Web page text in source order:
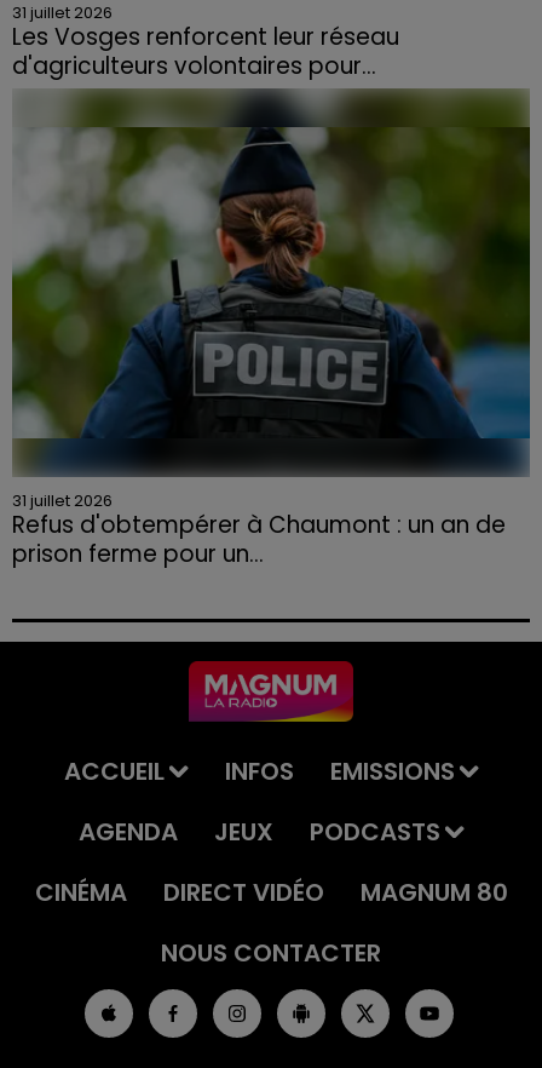
31 juillet 2026
Les Vosges renforcent leur réseau
d'agriculteurs volontaires pour...
Face à la sécheresse et aux risques de départs de feu,
la Chambre d'agriculture des Vosges a lancé un appel
aux agriculteurs volontaires pour venir en aide...
31 juillet 2026
Refus d'obtempérer à Chaumont : un an de
prison ferme pour un...
permis et la confiscation de son véhicule.
ACCUEIL INFOS
EMISSIONS
AGENDA
JEUX
PODCASTS
CINÉMA
DIRECT VIDÉO
MAGNUM 80
NOUS CONTACTER